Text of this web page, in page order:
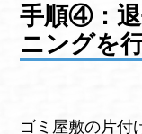
手順④：
ニングを
ゴミ屋敷の片付